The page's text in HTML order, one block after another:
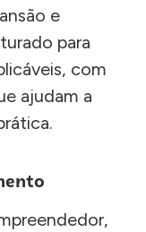
e
para
com
ajudam a